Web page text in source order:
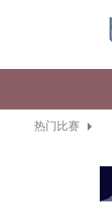
热门比赛